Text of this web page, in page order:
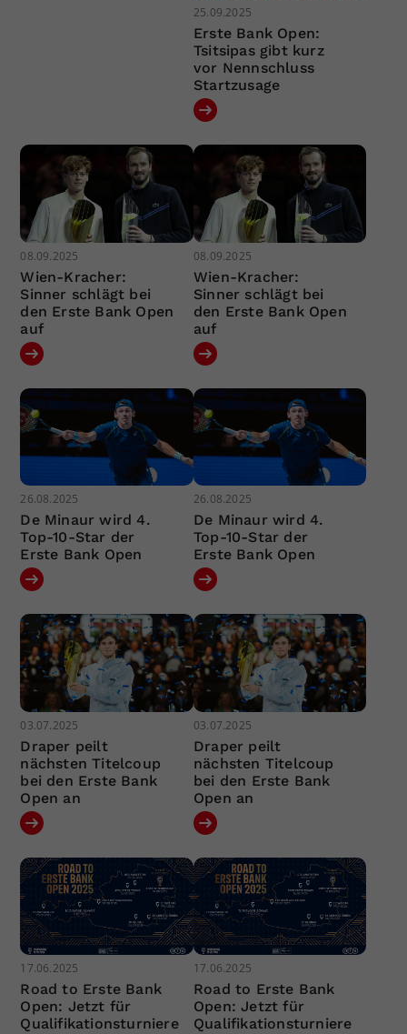
25.09.2025
Erste Bank Open:
Tsitsipas gibt kurz
vor Nennschluss
Startzusage
08.09.2025
Wien-Kracher:
Sinner schlägt bei
den Erste Bank Open
auf
08.09.2025
Wien-Kracher:
Sinner schlägt bei
den Erste Bank Open
auf
26.08.2025
De Minaur wird 4.
Top-10-Star der
Erste Bank Open
26.08.2025
De Minaur wird 4.
Top-10-Star der
Erste Bank Open
03.07.2025
Draper peilt
nächsten Titelcoup
bei den Erste Bank
Open an
03.07.2025
Draper peilt
nächsten Titelcoup
bei den Erste Bank
Open an
17.06.2025
Road to Erste Bank
Open: Jetzt für
Qualifikationsturniere
17.06.2025
Road to Erste Bank
Open: Jetzt für
Qualifikationsturniere